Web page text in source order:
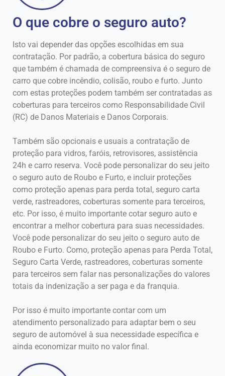
O que cobre o seguro auto?
Isto vai depender das opções escolhidas em sua
contratação. Por padrão, a cobertura básica do seguro
que também é chamada de compreensiva é o seguro de
carro que cobre incêndio, colisão, roubo e furto. Junto
com estas proteções podem também ser contratadas as
coberturas para terceiros como Responsabilidade Civil
(RC) de Danos Materiais e Danos Corporais.
Também são opcionais e usuais a contratação de
proteção para vidros, faróis, retrovisores, assistência
24h e carro reserva. Você pode personalizar do seu jeito
o seguro auto de Roubo e Furto, e incluir proteções
como proteção apenas para perda total, seguro carta
verde, rastreadores, coberturas somente para terceiros,
etc. Por isso, é muito importante cotar seguro auto e
encontrar a melhor cobertura para suas necessidades.
Você pode personalizar do seu jeito o seguro auto de
Roubo e Furto. Como, proteção apenas para Perda Total,
Seguro Carta Verde, rastreadores, coberturas somente
para terceiros sem falar nas personalizações do valores
totais da indenização a ser paga e da franquia.
Por isso é muito importante contar com um
atendimento personalizado para adaptar bem o seu
seguro de automóvel à sua necessidade específica e
ainda economizar muito no valor final.